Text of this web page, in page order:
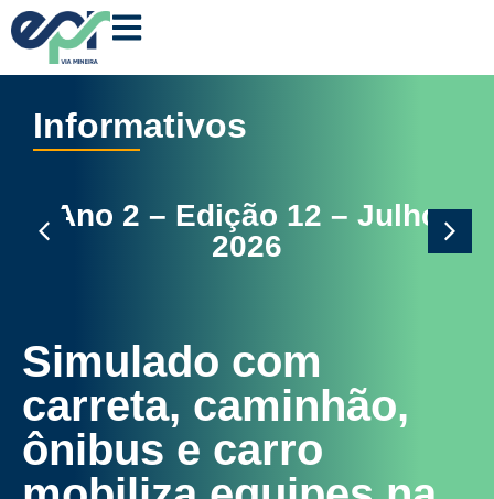
Informativos
Ano 2 – Edição 11 –
2026
Simulado com
carreta, caminhão,
ônibus e carro